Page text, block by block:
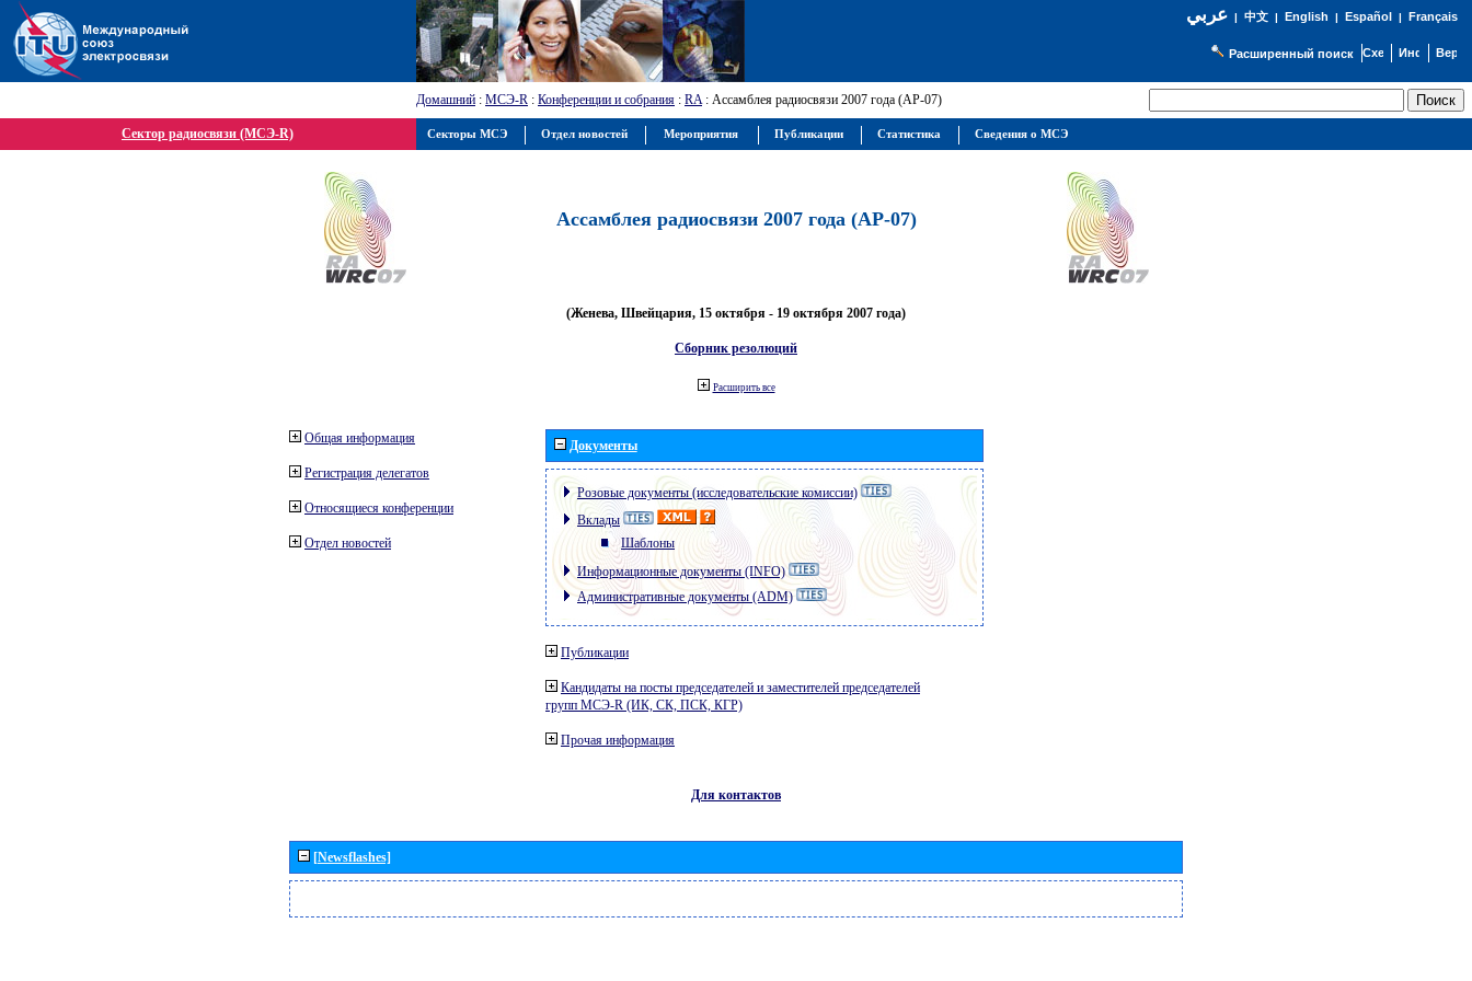
عربي| 中文| English | Español | Français
Расширенный поиск
Домашний : МСЭ-R : Конференции и собрания : RA: Ассамблея радиосвязи 2007 года (АР-07)
Сектор радиосвязи (МСЭ-R)
Ассамблея радиосвязи 2007 года (АР-07)
(Женева, Швейцария, 15 октября - 19 октября 2007 года)
Сборник резолюций
Расширить все
Общая информация
Регистрация делегатов
Относящиеся конференции
Отдел новостей
Документы
Розовые документы (исследовательские комиссии)
Вклады
Шаблоны
Информационные документы (INFO)
Административные документы (ADM)
Публикации
Кандидаты на посты председателей и заместителей председателей
групп МСЭ-R (ИК, СК, ПСК, КГР)
Прочая информация
Для контактов
[Newsflashes]
Секторы МСЭ Отдел новостей Мероприятия Публикации Статистика Сведения о МСЭ